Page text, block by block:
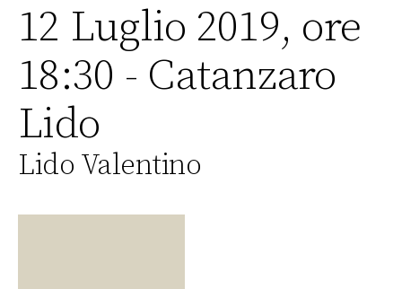
12 Luglio 2019, ore
18:30 - Catanzaro
Lido
Lido Valentino